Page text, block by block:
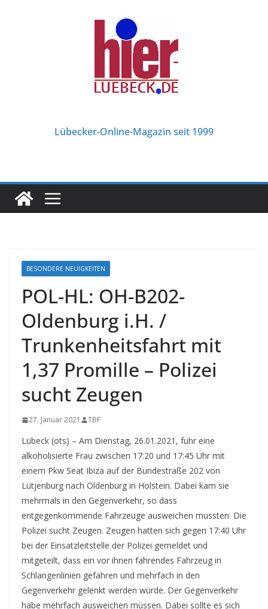
Lübecker-Online-Magazin seit 1999
BESONDERE NEUIGKEITEN
POL-HL: OH-B202-
Oldenburg i.H. /
Trunkenheitsfahrt mit
1,37 Promille – Polizei
sucht Zeugen
27. Januar 2021 TBF
Lübeck (ots) – Am Dienstag, 26.01.2021, fuhr eine
alkoholisierte Frau zwischen 17:20 und 17:45 Uhr mit
einem Pkw Seat Ibiza auf der Bundestraße 202 von
Lütjenburg nach Oldenburg in Holstein. Dabei kam sie
mehrmals in den Gegenverkehr, so dass
entgegenkommende Fahrzeuge ausweichen mussten. Die
Polizei sucht Zeugen. Zeugen hatten sich gegen 17:40 Uhr
bei der Einsatzleitstelle der Polizei gemeldet und
mitgeteilt, dass ein vor ihnen fahrendes Fahrzeug in
Schlangenlinien gefahren und mehrfach in den
Gegenverkehr gelenkt werden würde. Der Gegenverkehr
habe mehrfach ausweichen müssen. Dabei sollte es sich